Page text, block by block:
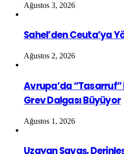
Ağustos 3, 2026
Sahel’den Ceuta’ya
Ağustos 2, 2026
Avrupa’da “Tasarruf”
Grev Dalgası Büyüyor
Ağustos 1, 2026
Uzayan Savaş,